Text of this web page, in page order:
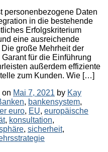
personenbezogene Daten
in die bestehende
Erfolgskriterium
eine ausreichende
große Mehrheit der
für die Einführung
außerdem effiziente
zum Kunden. Wie […]
on Mai 7, 2021 by Kay
, bankensystem,
euro, EU, europäische
, konsultation,
, sicherheit,